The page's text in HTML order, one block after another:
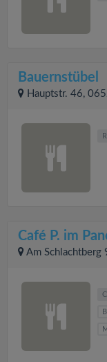
Bauernstübel
Hauptstr. 46,
Café P. im
Am Schlachtberg